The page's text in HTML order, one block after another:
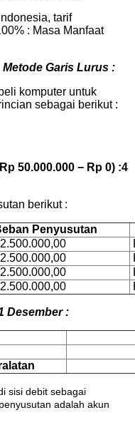
tarif
: Masa Manfaat
Garis Lurus :
komputer untuk
sebagai berikut :
50.000.000 − Rp 0) :4
berikut :
Penyusutan
Desember :
sisi debit sebagai
adalah akun